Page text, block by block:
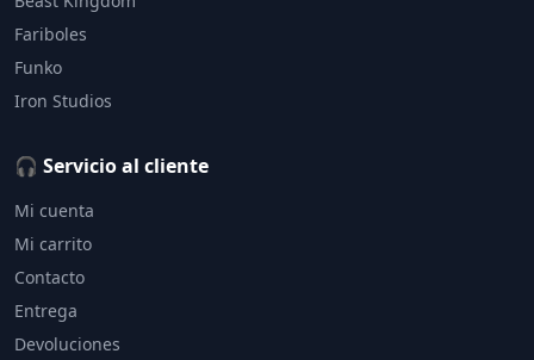
Fariboles
Funko
Iron Studios
🎧 Servicio al cliente
Mi cuenta
Mi carrito
Contacto
Entrega
Devoluciones